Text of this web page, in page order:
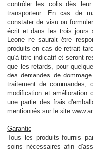
contrôler les colis dès
transporteur. En cas de
constater de visu ou
écrit et dans les trois jours
Leone ne saurait être
produits en cas de retrait
qu'à titre indicatif et seront
que les retards, pour
des demandes de
traitement de commandes,
modification et amélioration
une partie des frais
mentionnés sur le site
Garantie
Tous les produits fournis
soins nécessaires afin